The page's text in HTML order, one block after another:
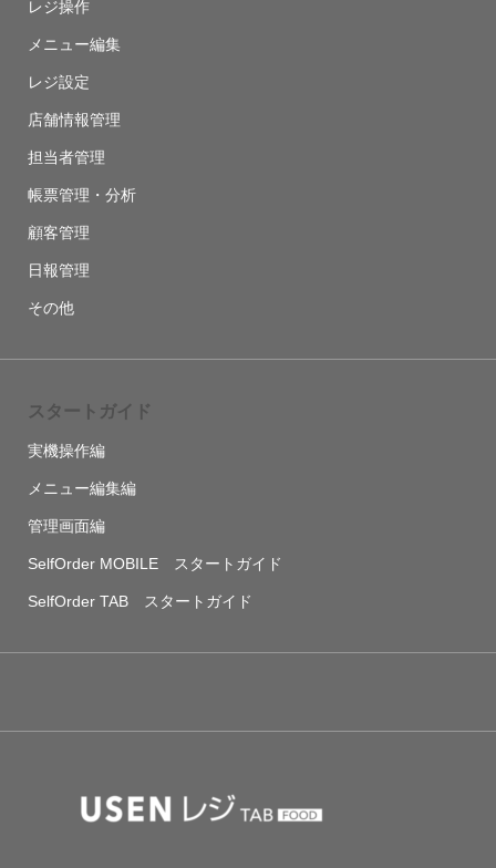
レジ操作
メニュー編集
レジ設定
店舗情報管理
担当者管理
帳票管理・分析
顧客管理
日報管理
その他
スタートガイド
実機操作編
メニュー編集編
管理画面編
SelfOrder MOBILE スタートガイド
SelfOrder TAB スタートガイド